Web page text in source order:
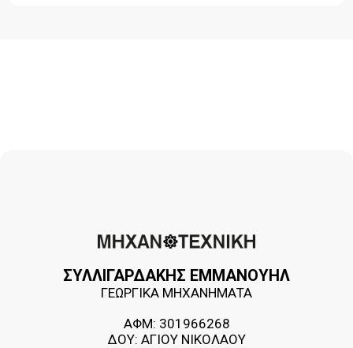
ΣΥΛΛΙΓΑΡΔΑΚΗΣ ΕΜΜΑΝΟΥΗΛ
ΓΕΩΡΓΙΚΑ ΜΗΧΑΝΗΜΑΤΑ
ΑΦΜ: 301966268
ΔΟΥ: ΑΓΙΟΥ ΝΙΚΟΛΑΟΥ